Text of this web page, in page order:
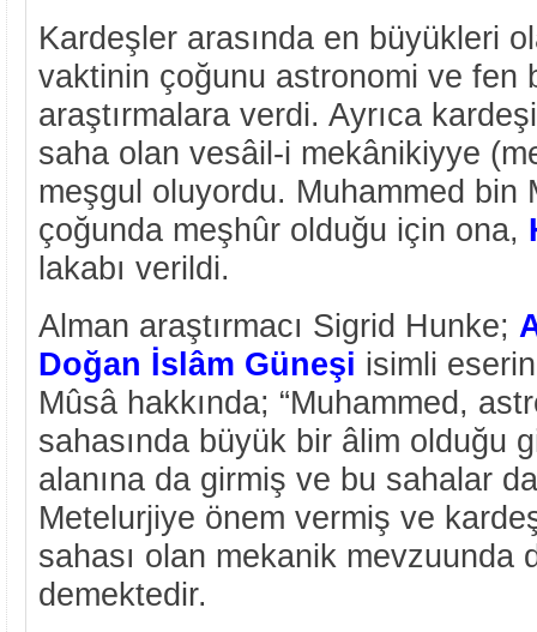
Kardeşler arasında en büyükleri
vaktinin çoğunu astronomi ve fen
araştırmalara verdi. Ayrıca kardeşi
saha olan vesâil-i mekânikiyye
meşgul oluyordu. Muhammed bin
çoğunda meşhûr olduğu için ona,
lakabı verildi.
Alman araştırmacı Sigrid Hunke;
Doğan İslâm Güneşi isimli
Mûsâ hakkında; “Muhammed,
sahasında büyük bir âlim olduğu
alanına da girmiş ve bu sahalar
Metelurjiye önem vermiş ve
sahası olan mekanik mevzuunda
demektedir.